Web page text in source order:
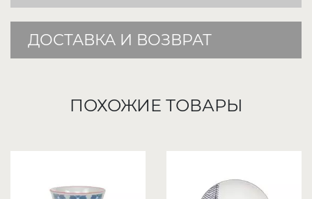
ДОСТАВКА И ВОЗВРАТ
ПОХОЖИЕ ТОВАРЫ